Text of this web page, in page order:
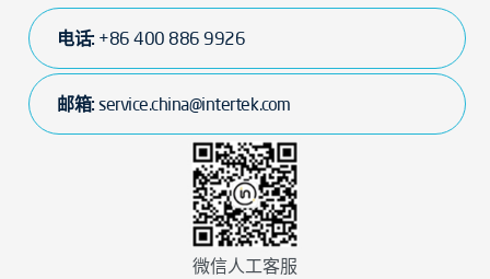
电话: +86 400 886 9926
邮箱:service.china@intertek.com
微信人工客服